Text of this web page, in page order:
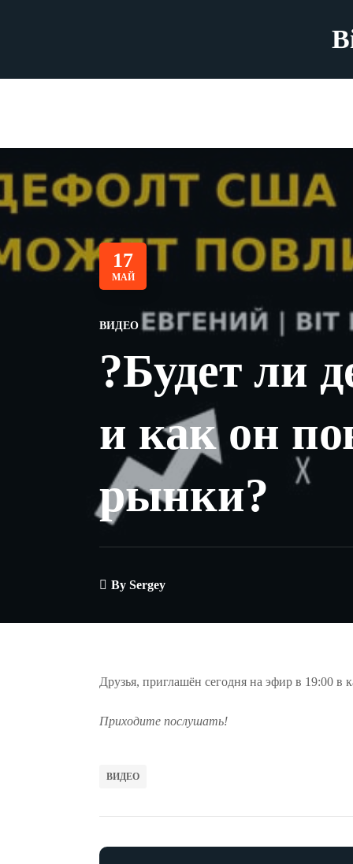
17
МАЙ
ВИДЕО
?Будет ли
и как он
рынки?
By Sergey
Друзья, приглашён сегодня на эфир в 19:00 в
Приходите послушать!
ВИДЕО